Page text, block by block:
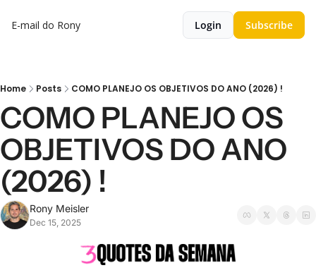
E-mail do Rony Login Subscribe
Home Posts COMO PLANEJO OS OBJETIVOS DO ANO (2026) !
COMO PLANEJO OS
OBJETIVOS DO ANO
(2026) !
Rony Meisler
Dec 15, 2025